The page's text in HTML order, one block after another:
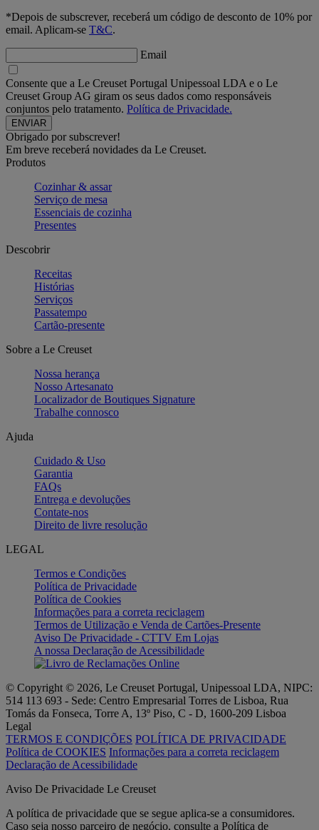
*Depois de subscrever, receberá um código de desconto de 10% por
email. Aplicam-se T&C.
Email
Consente que a Le Creuset Portugal Unipessoal LDA e o Le
Creuset Group AG giram os seus dados como responsáveis
conjuntos pelo tratamento. Política de Privacidade.
Obrigado por subscrever!
Em breve receberá novidades da Le Creuset.
Produtos
Cozinhar & assar
Serviço de mesa
Essenciais de cozinha
Presentes
Descobrir
Receitas
Histórias
Serviços
Passatempo
Cartão-presente
Sobre a Le Creuset
Nossa herança
Nosso Artesanato
Localizador de Boutiques Signature
Trabalhe connosco
Ajuda
Cuidado & Uso
Garantia
FAQs
Entrega e devoluções
Contate-nos
Direito de livre resolução
LEGAL
Termos e Condições
Política de Privacidade
Política de Cookies
Informações para a correta reciclagem
Termos de Utilização e Venda de Cartões-Presente
Aviso De Privacidade - CTTV Em Lojas
A nossa Declaração de Acessibilidade
© Copyright © 2026, Le Creuset Portugal, Unipessoal LDA, NIPC:
514 113 693 - Sede: Centro Empresarial Torres de Lisboa, Rua
Tomás da Fonseca, Torre A, 13º Piso, C - D, 1600-209 Lisboa
Legal
TERMOS E CONDIÇÕES POLÍTICA DE PRIVACIDADE
Política de COOKIES Informações para a correta reciclagem
Declaração de Acessibilidade
Aviso De Privacidade Le Creuset
A política de privacidade que se segue aplica-se a consumidores.
Caso seja nosso parceiro de negócio, consulte a Política de